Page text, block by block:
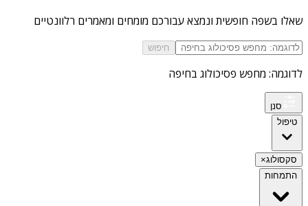
שאלו בשפה חופשית ונמצא עבורכם מומחים ומאמרים רלוונטיים
חיפוש
לדוגמה: מחפש פסיכולוג בחיפה
סנן
טיפול
סקסולוג×
התמחות